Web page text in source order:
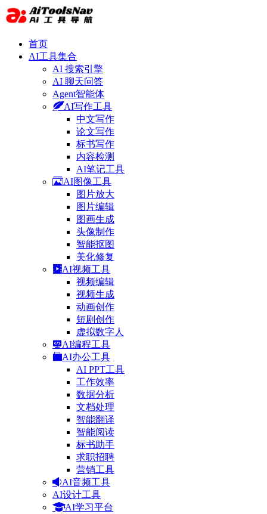
首页
AI工具集合
AI 搜索引擎
AI 聊天问答
Agent智能体
AI写作工具
中文写作
论文写作
标书写作
内容检测
AI笔记工具
AI图像工具
图片放大
图片编辑
图画生成
头像制作
智能抠图
美化修复
AI视频工具
视频编辑
视频生成
动画创作
短剧创作
虚拟数字人
AI编程工具
AI办公工具
AI PPT工具
工作效率
数据分析
文档处理
智能翻译
智能阅读
标书助手
求职招聘
营销工具
AI音频工具
AI设计工具
AI学习平台